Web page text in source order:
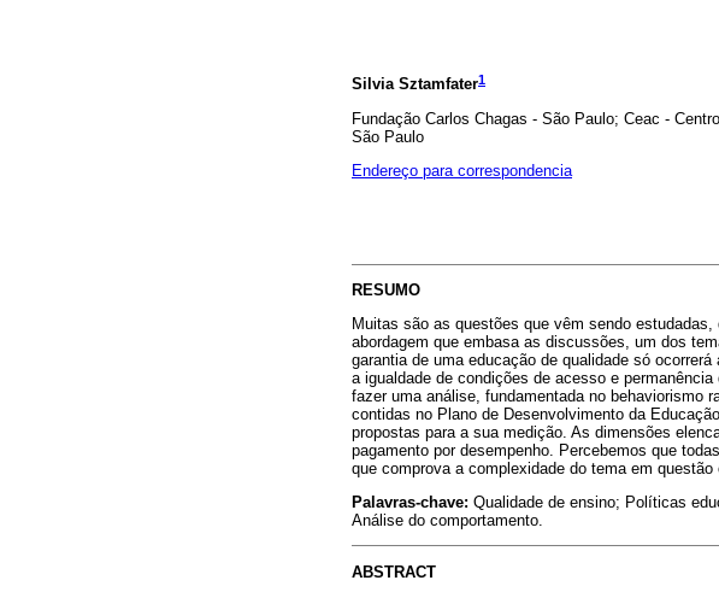
Silvia Sztamfater1
Fundação Carlos Chagas - São Paulo; Ceac -
São Paulo
Endereço para correspondencia
RESUMO
Muitas são as questões que vêm sendo
abordagem que embasa as discussões, um dos
garantia de uma educação de qualidade só
a igualdade de condições de acesso e
fazer uma análise, fundamentada no behaviorismo
contidas no Plano de Desenvolvimento da
propostas para a sua medição. As dimensões
pagamento por desempenho. Percebemos que
que comprova a complexidade do tema em
Palavras-chave: Qualidade de ensino; Políticas
Análise do comportamento.
ABSTRACT